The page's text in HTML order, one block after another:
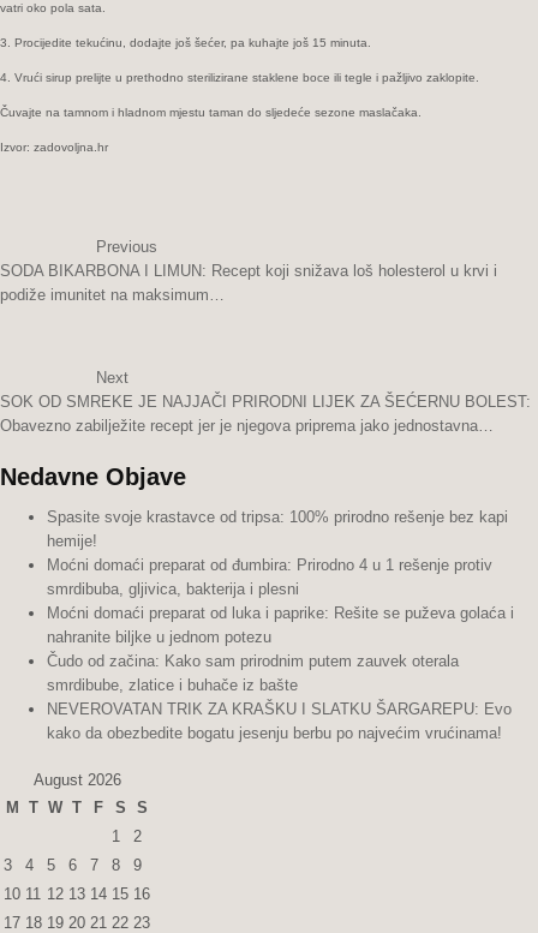
vatri oko pola sata.
3. Procijedite tekućinu, dodajte još šećer, pa kuhajte još 15 minuta.
4. Vrući sirup prelijte u prethodno sterilizirane staklene boce ili tegle i pažljivo zaklopite.
Čuvajte na tamnom i hladnom mjestu taman do sljedeće sezone maslačaka.
Izvor: zadovoljna.hr
Previous
SODA BIKARBONA I LIMUN: Recept koji snižava loš holesterol u krvi i
podiže imunitet na maksimum…
Next
SOK OD SMREKE JE NAJJAČI PRIRODNI LIJEK ZA ŠEĆERNU BOLEST:
Obavezno zabilježite recept jer je njegova priprema jako jednostavna…
Nedavne Objave
Spasite svoje krastavce od tripsa: 100% prirodno rešenje bez kapi
hemije!
Moćni domaći preparat od đumbira: Prirodno 4 u 1 rešenje protiv
smrdibuba, gljivica, bakterija i plesni
Moćni domaći preparat od luka i paprike: Rešite se puževa golaća i
nahranite biljke u jednom potezu
Čudo od začina: Kako sam prirodnim putem zauvek oterala
smrdibube, zlatice i buhače iz bašte
NEVEROVATAN TRIK ZA KRAŠKU I SLATKU ŠARGAREPU: Evo
kako da obezbedite bogatu jesenju berbu po najvećim vrućinama!
August 2026
M
T W T F S
S
1
2
3
4 5 6 7 8
9
10 11 12 13 14 15 16
17 18 19 20 21 22 23